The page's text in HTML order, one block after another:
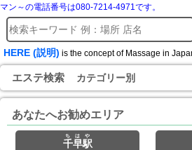
マン～の電話番号は080-7214-4971です。
HERE (説明) is the concept of Massage in
エステ検索 カテゴリー別
あなたへお勧めエリア
千早駅
ちはや